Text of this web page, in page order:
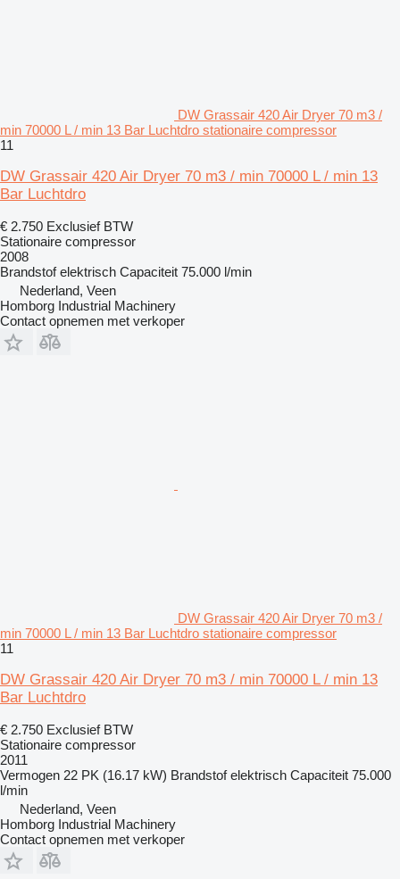
DW Grassair 420 Air Dryer 70 m3 /
min 70000 L / min 13 Bar Luchtdro stationaire compressor
11
DW Grassair 420 Air Dryer 70 m3 / min 70000 L / min 13
Bar Luchtdro
€ 2.750 Exclusief BTW
Stationaire compressor
2008
Brandstof elektrisch Capaciteit 75.000 l/min
Nederland, Veen
Homborg Industrial Machinery
Contact opnemen met verkoper
DW Grassair 420 Air Dryer 70 m3 /
min 70000 L / min 13 Bar Luchtdro stationaire compressor
11
DW Grassair 420 Air Dryer 70 m3 / min 70000 L / min 13
Bar Luchtdro
€ 2.750 Exclusief BTW
Stationaire compressor
2011
Vermogen 22 PK (16.17 kW) Brandstof elektrisch Capaciteit 75.000
l/min
Nederland, Veen
Homborg Industrial Machinery
Contact opnemen met verkoper